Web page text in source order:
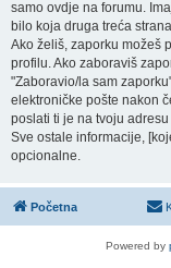
samo ovdje na forumu.
bilo koja druga treća
Ako želiš, zaporku možeš
profilu. Ako zaboraviš
"Zaboravio/la sam
elektroničke pošte nakon
poslati ti je na tvoju
Sve ostale informacije,
opcionalne.
Početna
Powered by